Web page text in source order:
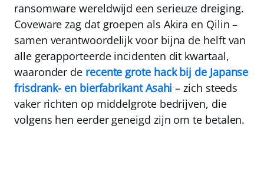
ransomware wereldwijd een serieuze dreiging.
Coveware zag dat groepen als Akira en Qilin –
samen verantwoordelijk voor bijna de helft van
alle gerapporteerde incidenten dit kwartaal,
waaronder de recente grote hack bij de Japanse
frisdrank- en bierfabrikant Asahi – zich steeds
vaker richten op middelgrote bedrijven, die
volgens hen eerder geneigd zijn om te betalen.